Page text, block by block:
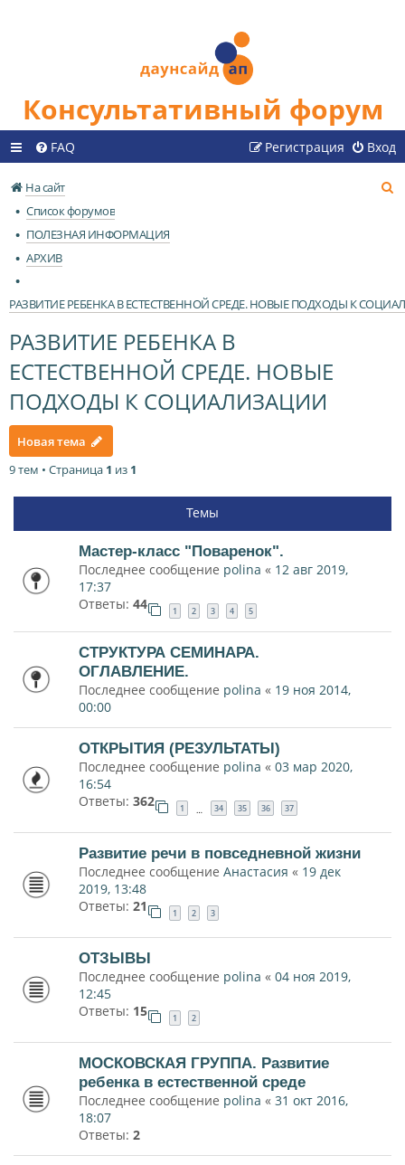
Консультативный форум
FAQ Вход
Регистрация
На сайт
Список форумов
ПОЛЕЗНАЯ ИНФОРМАЦИЯ
АРХИВ
РАЗВИТИЕ РЕБЕНКА В ЕСТЕСТВЕННОЙ СРЕДЕ. НОВЫЕ ПОДХОДЫ К
РАЗВИТИЕ РЕБЕНКА В
ЕСТЕСТВЕННОЙ СРЕДЕ. НОВЫЕ
ПОДХОДЫ К СОЦИАЛИЗАЦИИ
Новая тема
9 тем • Страница 1 из 1
Темы
Мастер-класс "Поваренок".
Последнее сообщение polina « 12 авг 2019,
17:37
Ответы: 44 1 2 3 4 5
СТРУКТУРА СЕМИНАРА.
ОГЛАВЛЕНИЕ.
Последнее сообщение polina « 19 ноя 2014,
00:00
ОТКРЫТИЯ (РЕЗУЛЬТАТЫ)
Последнее сообщение polina « 03 мар 2020,
16:54
Ответы: 362 1 … 34 35 36 37
Развитие речи в повседневной жизни
Последнее сообщение Анастасия « 19 дек
2019, 13:48
Ответы: 21 1 2 3
ОТЗЫВЫ
Последнее сообщение polina « 04 ноя 2019,
12:45
Ответы: 15 1 2
МОСКОВСКАЯ ГРУППА. Развитие
ребенка в естественной среде
Последнее сообщение polina « 31 окт 2016,
18:07
Ответы: 2